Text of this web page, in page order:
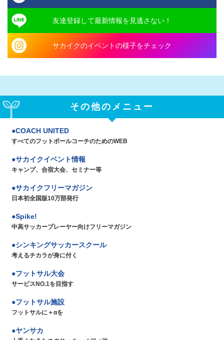
友達登録して最新情報を見逃さない！
サカイクのイベントの様子をチェック
その他のメニュー
COACH UNITED
すべてのフットボールコーチのためのWEB
サカイクイベント情報
キャンプ、合宿大会、セミナー等
サカイクフリーマガジン
日本初全国版10万部発行
Spike!
中高サッカープレーヤー向けフリーマガジン
シンキングサッカースクール
考えるチカラが身に付く
フットサル大会
サービスNO.1を目指す
フットサル施設
フットサルに＋αを
ヤンサカ